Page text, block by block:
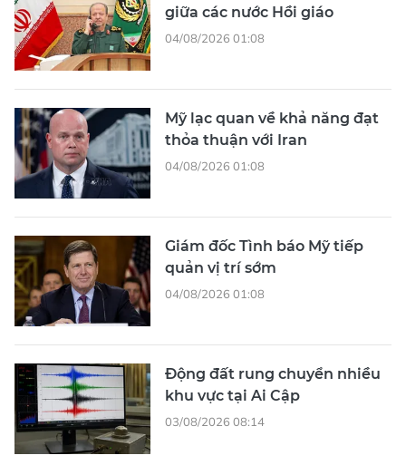
giữa các nước Hồi giáo
04/08/2026 01:08
Mỹ lạc quan về khả năng đạt
thỏa thuận với Iran
04/08/2026 01:08
Giám đốc Tình báo Mỹ tiếp
quản vị trí sớm
04/08/2026 01:08
Động đất rung chuyển nhiều
khu vực tại Ai Cập
03/08/2026 08:14